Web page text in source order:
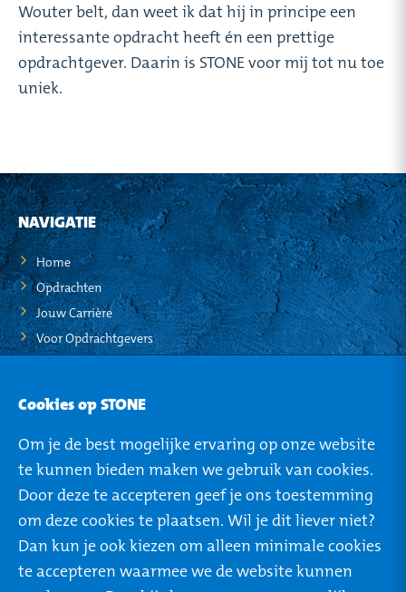
Cookies op STONE
Om je de best mogelijke ervaring op onze website
te kunnen bieden maken we gebruik van cookies.
Door deze te accepteren geef je ons toestemming
om deze cookies te plaatsen. Wil je dit liever niet?
Dan kun je ook kiezen om alleen minimale cookies
te accepteren waarmee we de website kunnen
Wouter belt, dan weet ik dat hij in principe een
interessante opdracht heeft én een prettige
opdrachtgever. Daarin is STONE voor mij tot nu toe
uniek.
ROTTERDAM TILBURG
NAVIGATIE
Home
Opdrachten
Jouw Carrière
Voor Opdrachtgevers
STO-NEWS
Mijn STONE
Privacy